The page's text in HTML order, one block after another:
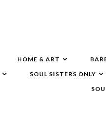
HOME & ART
SOUL SISTERS ONLY